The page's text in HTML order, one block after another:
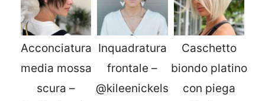
Acconciatura
media mossa
scura –
Inquadratura
frontale –
@kileenickels
Caschetto
biondo platino
con piega